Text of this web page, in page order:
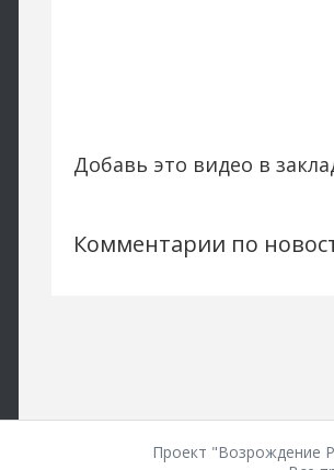
Добавь это видео в
Комментарии по
Проект "Возрождение